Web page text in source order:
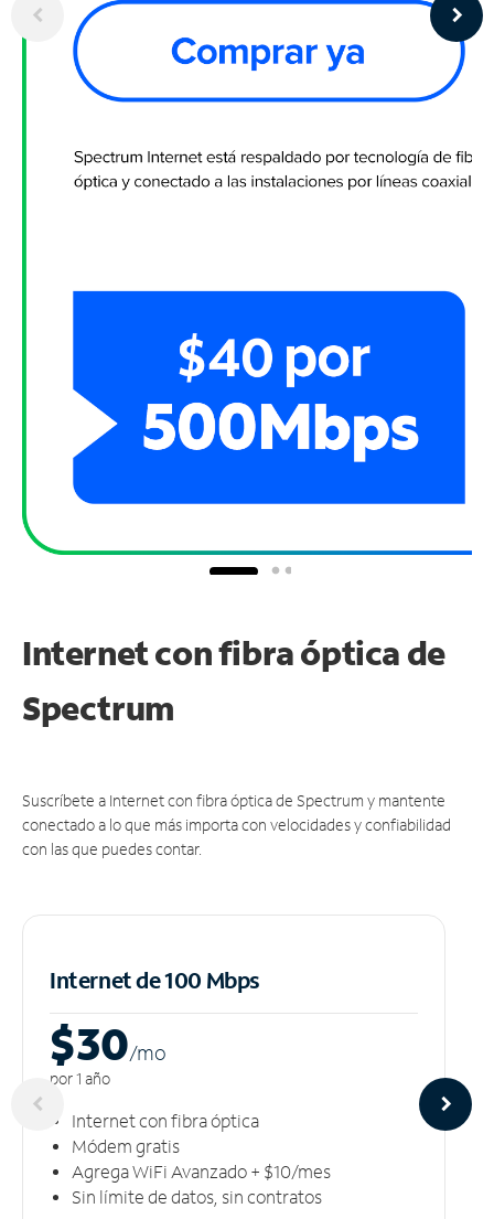
Internet con fibra óptica de
Spectrum
Suscríbete a Internet con fibra óptica de Spectrum y mantente
conectado a lo que más importa con velocidades y confiabilidad
con las que puedes contar.
Internet de 100 Mbps
$30/mo
por 1 año
Internet con fibra óptica
Módem gratis
Agrega WiFi Avanzado + $10/mes
Sin límite de datos, sin contratos